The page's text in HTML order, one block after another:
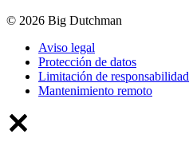
© 2026 Big Dutchman
Aviso legal
Protección de datos
Limitación de responsabilidad
Mantenimiento remoto